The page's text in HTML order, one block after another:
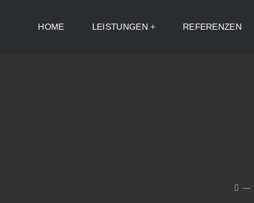
HOME LEISTUNGEN REFERENZEN